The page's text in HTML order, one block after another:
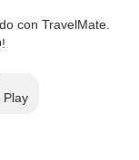
con TravelMate.
Play